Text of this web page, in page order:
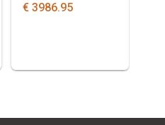
€ 3986.95